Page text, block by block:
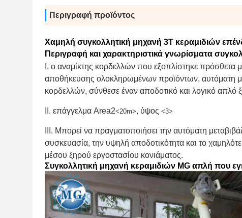
Περιγραφή προϊόντος
Χαμηλή συγκολλητική μηχανή 3T κεραμιδιών
Περιγραφή και χαρακτηριστικά γνωρίσματα
Ι. ο αναμίκτης κορδελλών που εξοπλίστηκε πρόσθετα
αποθήκευσης ολοκληρωμένων προϊόντων, αυτόματη
κορδελλών, σύνθεσε έναν αποδοτικό και λογικό απλό
ΙΙ. επάγγελμα Area2<20m>, ύψος <3>
ΙΙΙ. Μπορεί να πραγματοποιήσει την αυτόματη
συσκευασία, την υψηλή αποδοτικότητα και το
μέσου ξηρού εργοστασίου κονιάματος.
Συγκολλητική μηχανή κεραμιδιών MG απλή που